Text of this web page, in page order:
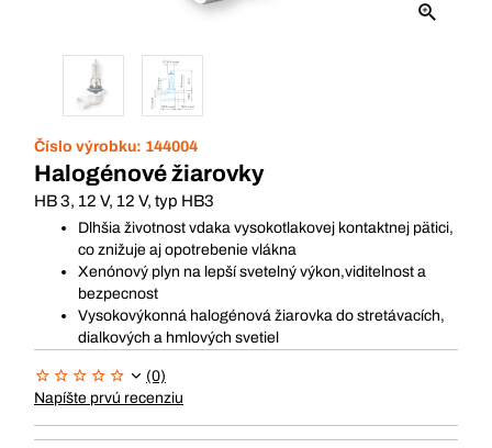
Číslo výrobku: 144004
Halogénové žiarovky
HB 3, 12 V, 12 V, typ HB3
Dlhšia životnost vdaka vysokotlakovej kontaktnej pätici,
co znižuje aj opotrebenie vlákna
Xenónový plyn na lepší svetelný výkon,viditelnost a
bezpecnost
Vysokovýkonná halogénová žiarovka do stretávacích,
dialkových a hmlových svetiel
(0)
Napíšte prvú recenziu